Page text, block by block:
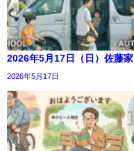
2026年5月17日（日）佐藤家
2026年5月17日